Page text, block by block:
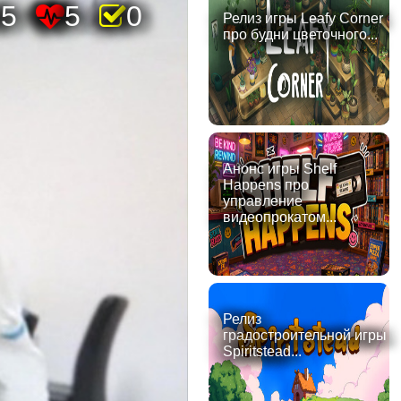
5 0
Релиз игры Leafy Corner
про будни цветочного...
Анонс игры Shelf
Happens про
управление
видеопрокатом...
Релиз
градостроительной игры
Spiritstead...